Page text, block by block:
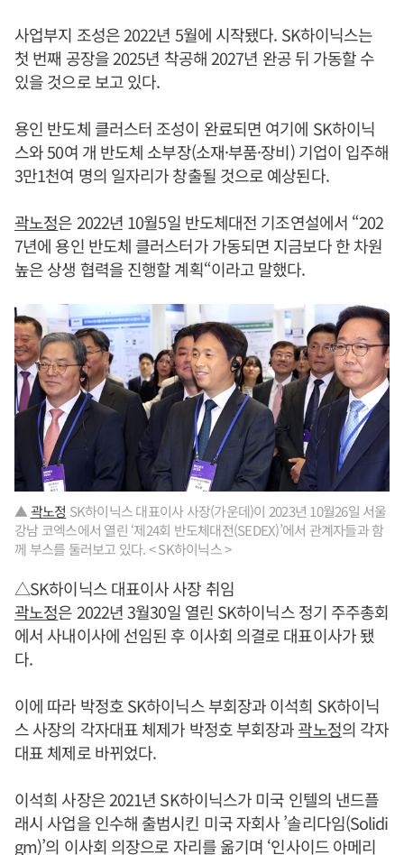
사업부지 조성은 2022년 5월에 시작됐다. SK하이닉스는
첫 번째 공장을 2025년 착공해 2027년 완공 뒤 가동할 수
있을 것으로 보고 있다.
용인 반도체 클러스터 조성이 완료되면 여기에 SK하이닉
스와 50여 개 반도체 소부장(소재·부품·장비) 기업이 입주해
3만1천여 명의 일자리가 창출될 것으로 예상된다.
곽노정은 2022년 10월5일 반도체대전 기조연설에서 “202
7년에 용인 반도체 클러스터가 가동되면 지금보다 한 차원
높은 상생 협력을 진행할 계획“이라고 말했다.
▲곽노정 SK하이닉스 대표이사 사장(가운데)이 2023년 10월26일 서울
강남 코엑스에서 열린 ‘제24회 반도체대전(SEDEX)’에서 관계자들과 함
께 부스를 둘러보고 있다. < SK하이닉스 >
△SK하이닉스 대표이사 사장 취임
곽노정은 2022년 3월30일 열린 SK하이닉스 정기 주주총회
에서 사내이사에 선임된 후 이사회 의결로 대표이사가 됐
다.
이에 따라 박정호 SK하이닉스 부회장과 이석희 SK하이닉
스 사장의 각자대표 체제가 박정호 부회장과곽노정의 각자
대표 체제로 바뀌었다.
이석희 사장은 2021년 SK하이닉스가 미국 인텔의 낸드플
래시 사업을 인수해 출범시킨 미국 자회사 ’솔리다임(Solidi
gm)’의 이사회 의장으로 자리를 옮기며 ‘인사이드 아메리